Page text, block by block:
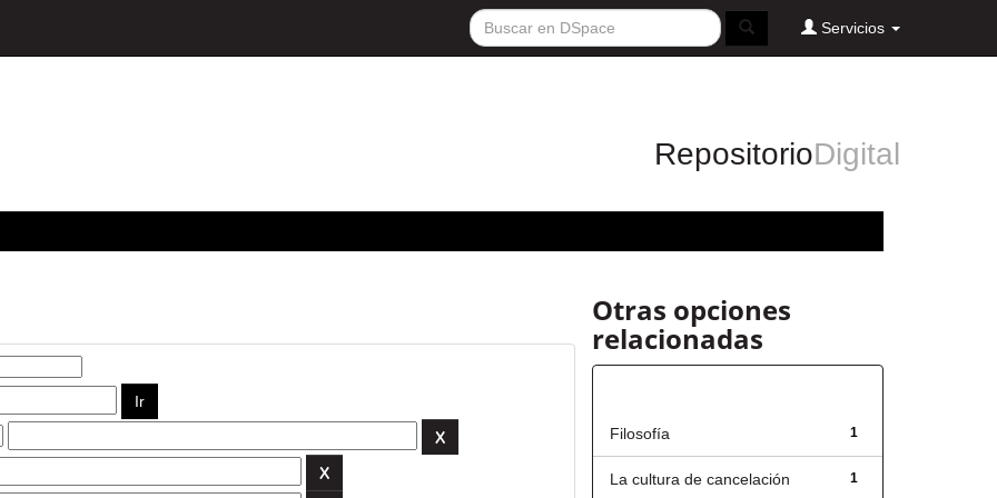
Servicios
RepositorioDigital
Otras opciones
relacionadas
1
Filosofía
1
La cultura de cancelación